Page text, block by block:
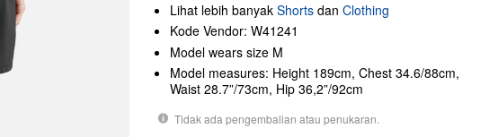
Lihat lebih banyak Shorts dan Clothing
Kode Vendor: W41241
Model wears size M
Model measures: Height 189cm, Chest 34.6/88cm,
Waist 28.7”/73cm, Hip 36,2”/92cm
Tidak ada pengembalian atau penukaran.